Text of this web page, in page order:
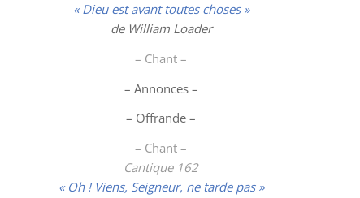
« Dieu est avant toutes choses »
de William Loader
– Chant –
– Annonces –
– Offrande –
– Chant –
Cantique 162
« Oh ! Viens, Seigneur, ne tarde pas »